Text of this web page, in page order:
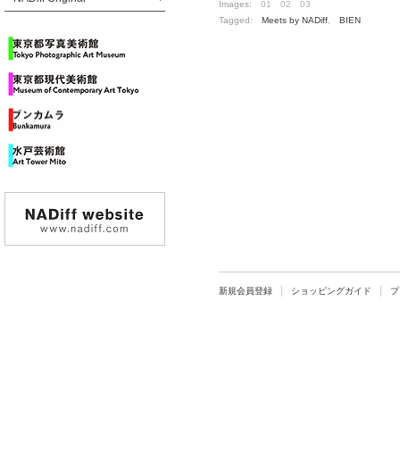
Images: 01 02
03
Tagged: Meets by NADiff BIEN
新規会員登録 ショッピングガイド